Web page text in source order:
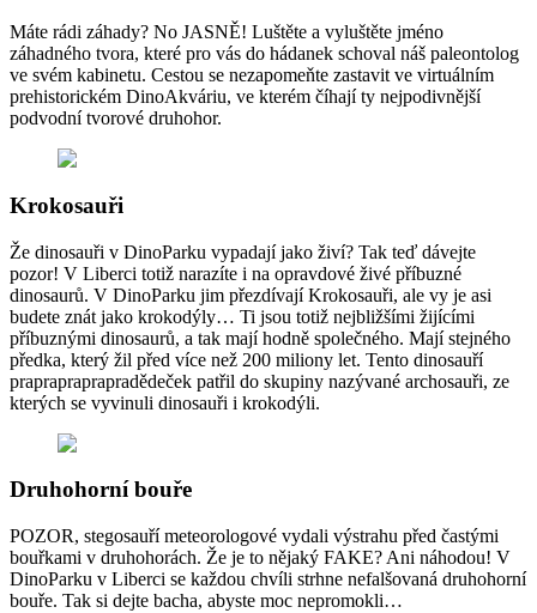
Máte rádi záhady? No JASNĚ! Luštěte a vyluštěte jméno
záhadného tvora, které pro vás do hádanek schoval náš paleontolog
ve svém kabinetu. Cestou se nezapomeňte zastavit ve virtuálním
prehistorickém DinoAkváriu, ve kterém číhají ty nejpodivnější
podvodní tvorové druhohor.
Krokosauři
Že dinosauři v DinoParku vypadají jako živí? Tak teď dávejte
pozor! V Liberci totiž narazíte i na opravdové živé příbuzné
dinosaurů. V DinoParku jim přezdívají Krokosauři, ale vy je asi
budete znát jako krokodýly… Ti jsou totiž nejbližšími žijícími
příbuznými dinosaurů, a tak mají hodně společného. Mají stejného
předka, který žil před více než 200 miliony let. Tento dinosauří
praprapraprapradědeček patřil do skupiny nazývané archosauři, ze
kterých se vyvinuli dinosauři i krokodýli.
Druhohorní bouře
POZOR, stegosauří meteorologové vydali výstrahu před častými
bouřkami v druhohorách. Že je to nějaký FAKE? Ani náhodou! V
DinoParku v Liberci se každou chvíli strhne nefalšovaná druhohorní
bouře. Tak si dejte bacha, abyste moc nepromokli…